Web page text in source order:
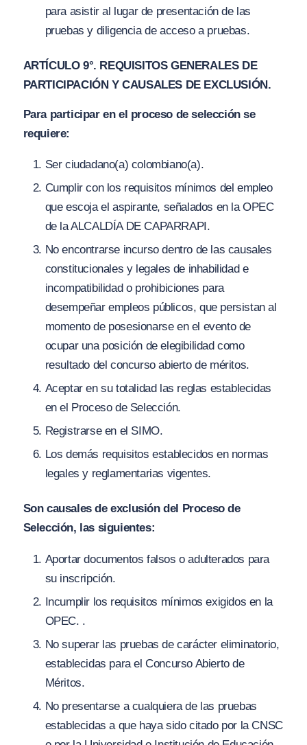
para asistir al lugar de presentación de las
pruebas y diligencia de acceso a pruebas.
ARTÍCULO 9°. REQUISITOS GENERALES DE
PARTICIPACIÓN Y CAUSALES DE EXCLUSIÓN.
Para participar en el proceso de selección se
requiere:
Ser ciudadano(a) colombiano(a).
Cumplir con los requisitos mínimos del empleo
que escoja el aspirante, señalados en la OPEC
de la ALCALDÍA DE CAPARRAPI.
No encontrarse incurso dentro de las causales
constitucionales y legales de inhabilidad e
incompatibilidad o prohibiciones para
desempeñar empleos públicos, que persistan al
momento de posesionarse en el evento de
ocupar una posición de elegibilidad como
resultado del concurso abierto de méritos.
Aceptar en su totalidad las reglas establecidas
en el Proceso de Selección.
Registrarse en el SIMO.
Los demás requisitos establecidos en normas
legales y reglamentarias vigentes.
Son causales de exclusión del Proceso de
Selección, las siguientes:
Aportar documentos falsos o adulterados para
su inscripción.
Incumplir los requisitos mínimos exigidos en la
OPEC. .
No superar las pruebas de carácter eliminatorio,
establecidas para el Concurso Abierto de
Méritos.
No presentarse a cualquiera de las pruebas
establecidas a que haya sido citado por la CNSC